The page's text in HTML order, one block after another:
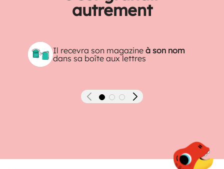
autrement
Il recevra son magazineà son nom
dans sa boîte aux lettres
Précédent Suivant